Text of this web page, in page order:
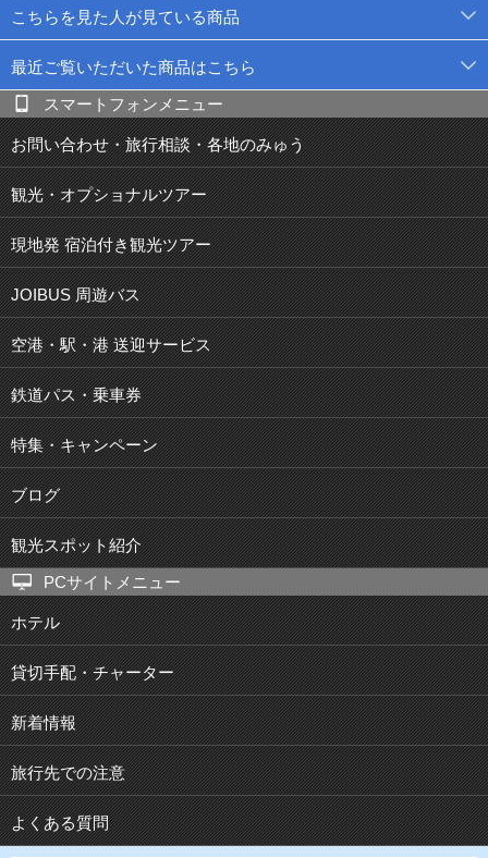
こちらを見た人が見ている商品
最近ご覧いただいた商品はこちら
スマートフォンメニュー
お問い合わせ・旅行相談・各地のみゅう
観光・オプショナルツアー
現地発 宿泊付き観光ツアー
JOIBUS 周遊バス
空港・駅・港 送迎サービス
鉄道パス・乗車券
特集・キャンペーン
ブログ
観光スポット紹介
PCサイトメニュー
ホテル
貸切手配・チャーター
新着情報
旅行先での注意
よくある質問